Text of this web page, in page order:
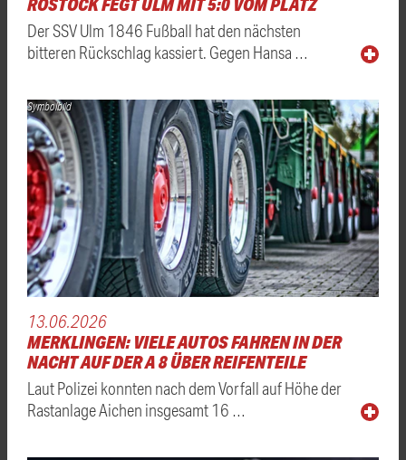
Der SSV Ulm 1846 Fußball hat den nächsten
bitteren Rückschlag kassiert. Gegen Hansa …
Symbolbild
13.06.2026
MERKLINGEN: VIELE AUTOS FAHREN IN DER
NACHT AUF DER A 8 ÜBER REIFENTEILE
Laut Polizei konnten nach dem Vorfall auf Höhe der
Rastanlage Aichen insgesamt 16 …